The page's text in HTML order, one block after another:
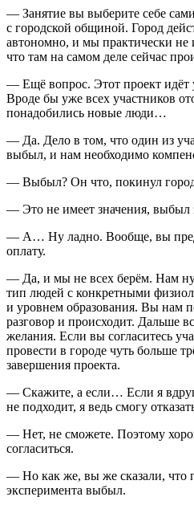
— Занятие вы выберите себе
с городской общиной. Город
автономно, и мы практически
что там на самом деле сейчас
— Ещё вопрос. Этот проект идёт
Вроде бы уже всех участников
понадобились новые люди…
— Да. Дело в том, что один из
выбыл, и нам необходимо
— Выбыл? Он что, покинул
— Это не имеет значения, выбыл
— А… Ну ладно. Вообще, вы
оплату.
— Да, и мы не всех берём. Нам
тип людей с конкретными
и уровнем образования. Вы нам
разговор и происходит. Дальше
желания. Если вы согласитесь
провести в городе чуть больше
завершения проекта.
— Скажите, а если… Если я
не подходит, я ведь смогу
— Нет, не сможете. Поэтому
согласиться.
— Но как же, вы же сказали, что
эксперимента выбыл.